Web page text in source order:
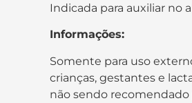
Indicada para auxiliar no
Informações:
Somente para uso
crianças, gestantes e
não sendo